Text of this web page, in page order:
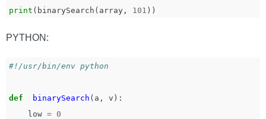
print ( binarySearch ( array , 101 ))
PYTHON:
def binarySearch ( a , v ):
low = 0